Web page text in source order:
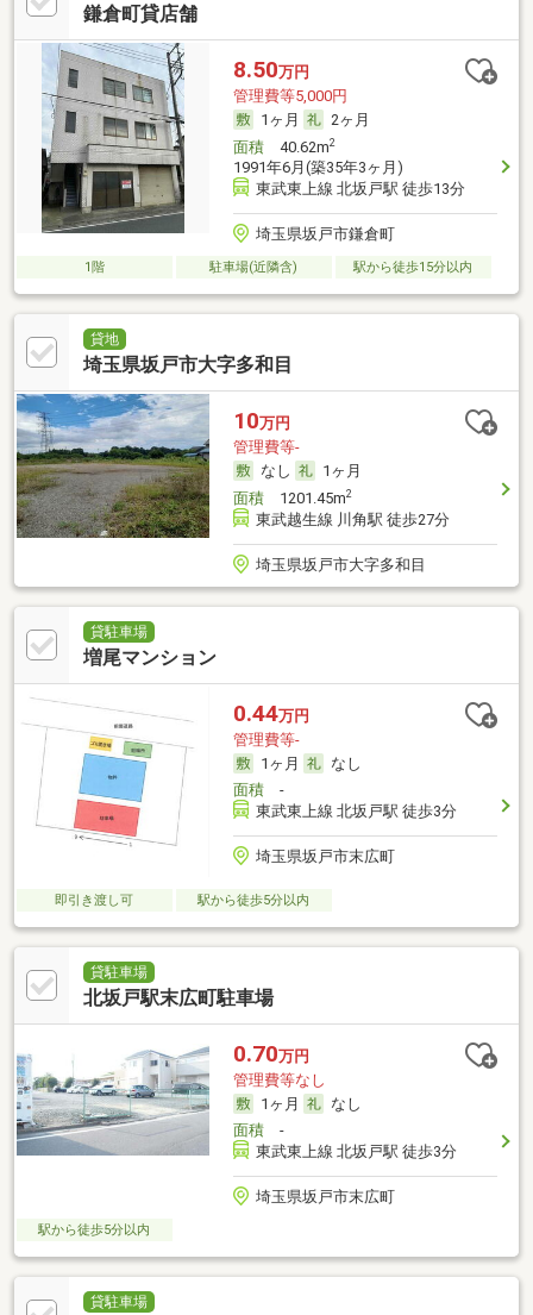
鎌倉町貸店舗
8.50万円
管理費等5,000円
1ヶ月
2ヶ月
面積40.62m2
1991年6月(築35年3ヶ月)
東武東上線 北坂戸駅 徒歩13分
埼玉県坂戸市鎌倉町
1階 駐車場(近隣含) 駅から徒歩15分以内
貸地
埼玉県坂戸市大字多和目
10万円
管理費等-
なし
1ヶ月
面積1201.45m2
東武越生線 川角駅 徒歩27分
埼玉県坂戸市大字多和目
貸駐車場
増尾マンション
0.44万円
管理費等-
1ヶ月
なし
面積-
東武東上線 北坂戸駅 徒歩3分
埼玉県坂戸市末広町
即引き渡し可 駅から徒歩5分以内
貸駐車場
北坂戸駅末広町駐車場
0.70万円
管理費等なし
1ヶ月
なし
面積-
東武東上線 北坂戸駅 徒歩3分
埼玉県坂戸市末広町
駅から徒歩5分以内
貸駐車場